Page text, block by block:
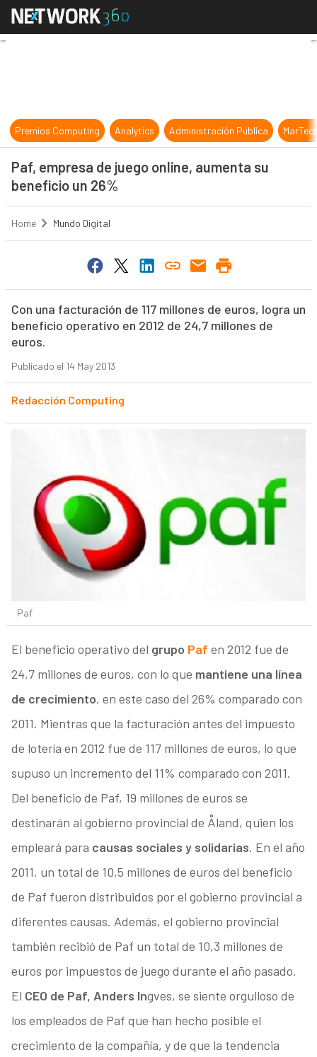
Paf, empresa de juego online,
Premios Computing Analytics Administración Pública
Paf, empresa de juego online, aumenta su
beneficio un 26%
Home Mundo Digital
Con una facturación de 117 millones de euros, logra un
beneficio operativo en 2012 de 24,7 millones de
euros.
Publicado el 14 May 2013
Redacción Computing
Paf
El beneficio operativo del grupo Paf en 2012 fue de
24,7 millones de euros, con lo que mantiene una línea
de crecimiento, en este caso del 26% comparado con
2011. Mientras que la facturación antes del impuesto
de lotería en 2012 fue de 117 millones de euros, lo que
supuso un incremento del 11% comparado con 2011.
Del beneficio de Paf, 19 millones de euros se
destinarán al gobierno provincial de Åland, quien los
empleará para causas sociales y solidarias. En el año
2011, un total de 10,5 millones de euros del beneficio
de Paf fueron distribuidos por el gobierno provincial a
diferentes causas. Además, el gobierno provincial
también recibió de Paf un total de 10,3 millones de
euros por impuestos de juego durante el año pasado.
El CEO de Paf, Anders Ingves, se siente orgulloso de
los empleados de Paf que han hecho posible el
crecimiento de la compañía, y de que la tendencia